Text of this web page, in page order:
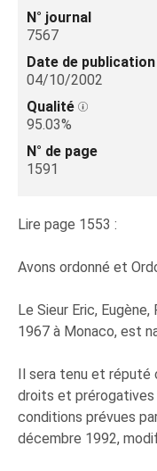
N° journal
7567
Date de publication
04/10/2002
Qualité
95.03%
N° de page
1591
Lire page 1553 :
Avons ordonné et
Le Sieur Eric,
1967 à Monaco, est
Il sera tenu et réputé
droits et
conditions prévues
décembre 1992,